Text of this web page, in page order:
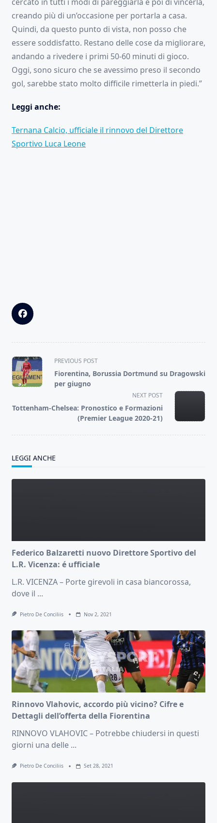
creando più di un’occasione per portarla a casa.
Quindi, da questo punto di vista, non posso che
essere soddisfatto. Restano delle cose da migliorare,
andando a rivedere i primi 50-60 minuti di gioco.
Oggi, sono sicuro che se avessimo preso il secondo
gol, sarebbe stato molto difficile rimetterla in piedi.”
Leggi anche:
Ternana Calcio, ufficiale il rinnovo del Direttore
Sportivo Luca Leone
<span
class="nav-
subtitle
reader-
text">Page</span>
PREVIOUS POST
Fiorentina, Borussia Dortmund su Dragowski
per giugno
NEXT POST
Tottenham-Chelsea: Pronostico e Formazioni
(Premier League 2020-21)
LEGGI ANCHE
Federico Balzaretti nuovo Direttore Sportivo del
L.R. Vicenza: é ufficiale
L.R. VICENZA – Porte girevoli in casa biancorossa,
dove il ...
Pietro De Conciliis Nov 2, 2021
Rinnovo Vlahovic, accordo più vicino? Cifre e
Dettagli dell’offerta della Fiorentina
RINNOVO VLAHOVIC – Potrebbe chiudersi in questi
giorni una delle ...
Pietro De Conciliis Set 28, 2021